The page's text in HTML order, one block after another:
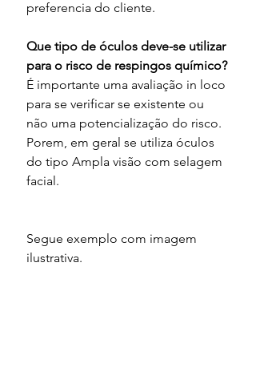
preferencia do cliente.
Que tipo de óculos deve-se utilizar
para o risco de respingos químico?
É importante uma avaliação in loco
para se verificar se existente ou
não uma potencialização do risco.
Porem, em geral se utiliza óculos
do tipo Ampla visão com selagem
facial.
Segue exemplo com imagem
ilustrativa.